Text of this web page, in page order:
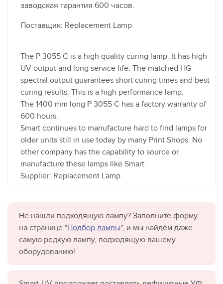
заводская гарантия 600 часов.
Поставщик: Replacement Lamp
The P 3055 C is a high quality curing lamp. It has high
UV output and long service life. The matched HG
spectral output guarantees short curing times and best
curing results. This is a high performance lamp.
The 1400 mm long P 3055 C has a factory warranty of
600 hours.
Smart continues to manufacture hard to find lamps for
older units still in use today by many Print Shops. No
other company has the capability to source or
manufacture these lamps like Smart.
Supplier: Replacement Lamp
Не нашли подходящую лампу? Заполните форму
на странице "Подбор лампы", и мы найдём даже
самую редкую лампу, подходящую вашему
оборудованию!